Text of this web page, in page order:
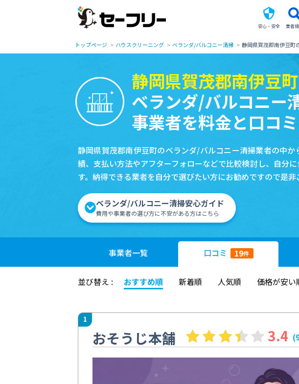
安心・安全 業者
トップページ ハウスクリーニング ベランダ/バルコニー清掃 静岡県賀茂郡南伊豆町
静岡県賀茂郡南伊豆町
ベランダ/バルコニー
事業者を料金と口コ
静岡県賀茂郡南伊豆町のベランダ/バルコニー清掃業者の中
績、支払い方法やアフターフォローなどで比較検討し、自分
す。納得できる業者を自分で選びたい方にお勧めですので是非
ベランダ/バルコニー清掃安心ガイド
費用や事業者の選び方に不安がある方はこちら
事業者一覧 口コミ 19件
並び替え : おすすめ順 新着順 人気順 価格が安い
1
おそうじ本舗 3.4